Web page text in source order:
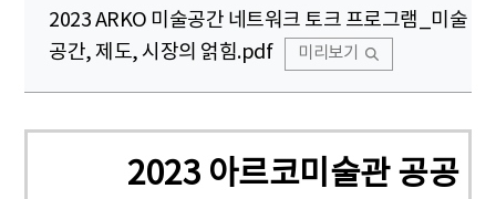
2023 ARKO 미술공간 네트워크 토크 프로그램_미술
공간, 제도, 시장의 얽힘.pdf
미리보기
2023 아르코미술관 공공